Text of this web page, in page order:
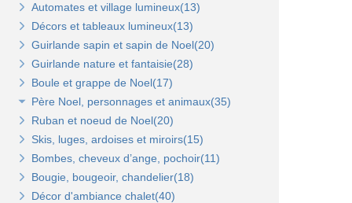
Autres supports(5)
Bras et penderies pour panneaux standard(0)
Penderies et bras fond métal(4)
Tablettes et paniers(5)
Tablettes(4)
Automates et village lumineux(13)
Décors et tableaux lumineux(13)
Guirlande sapin et sapin de Noel(20)
Guirlande nature et fantaisie(28)
Boule et grappe de Noel(17)
Père Noel, personnages et animaux(35)
Animaux et personnages(18)
Bonhomme de neige(11)
Père Noel(13)
Ruban et noeud de Noel(20)
Skis, luges, ardoises et miroirs(15)
Bombes, cheveux d’ange, pochoir(11)
Bougie, bougeoir, chandelier(18)
Décor d'ambiance chalet(40)